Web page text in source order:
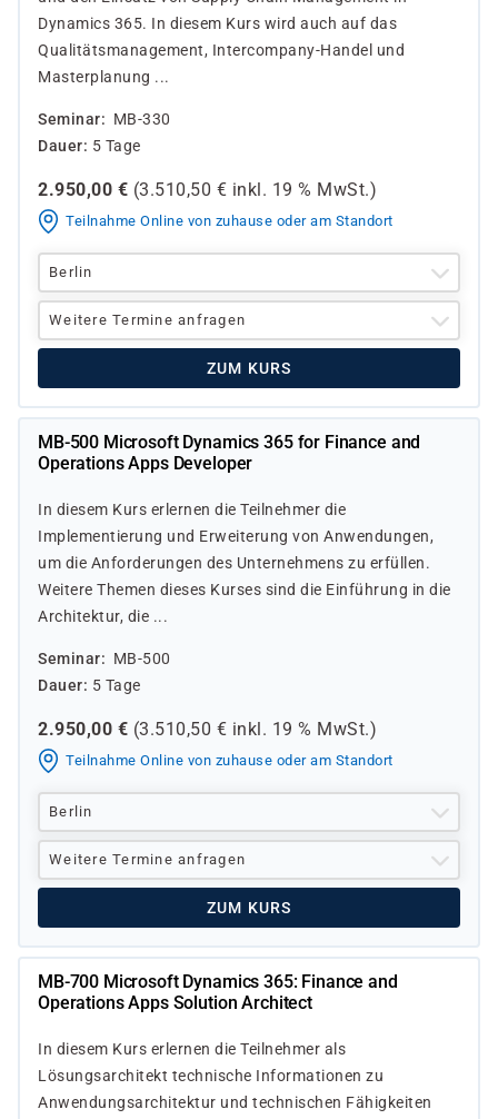
Dynamics 365. In diesem Kurs wird auch auf das
Qualitätsmanagement, Intercompany-Handel und
Masterplanung ...
Seminar
MB-330
Dauer
5 Tage
2.950,00 € (3.510,50 € inkl. 19 % MwSt.)
Teilnahme Online von zuhause oder am Standort
Berlin
Weitere Termine anfragen
ZUM KURS
MB-500 Microsoft Dynamics 365 for Finance and
Operations Apps Developer
In diesem Kurs erlernen die Teilnehmer die
Implementierung und Erweiterung von Anwendungen,
um die Anforderungen des Unternehmens zu erfüllen.
Weitere Themen dieses Kurses sind die Einführung in die
Architektur, die ...
Seminar
MB-500
Dauer
5 Tage
2.950,00 € (3.510,50 € inkl. 19 % MwSt.)
Teilnahme Online von zuhause oder am Standort
Berlin
Weitere Termine anfragen
ZUM KURS
MB-700 Microsoft Dynamics 365: Finance and
Operations Apps Solution Architect
In diesem Kurs erlernen die Teilnehmer als
Lösungsarchitekt technische Informationen zu
Anwendungsarchitektur und technischen Fähigkeiten